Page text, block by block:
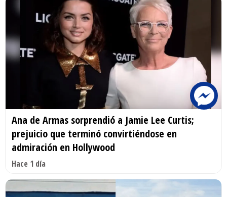
Ana de Armas sorprendió a Jamie Lee Curtis;
prejuicio que terminó convirtiéndose en
admiración en Hollywood
Hace 1 día